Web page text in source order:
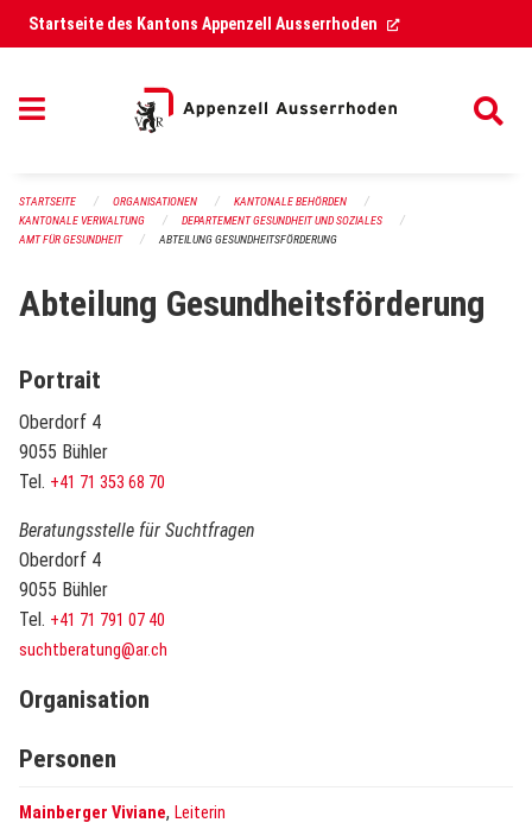
Navigation überspringen
Startseite des Kantons Appenzell Ausserrhoden (External Link)
STARTSEITE ORGANISATIONEN
KANTONALE BEHÖRDEN
KANTONALE VERWALTUNG
DEPARTEMENT GESUNDHEIT UND SOZIALES
AMT FÜR GESUNDHEIT
ABTEILUNG GESUNDHEITSFÖRDERUNG
Abteilung Gesundheitsförderung
Portrait
Oberdorf 4
9055 Bühler
Tel. +41 71 353 68 70
Beratungsstelle für Suchtfragen
Oberdorf 4
9055 Bühler
Tel. +41 71 791 07 40
suchtberatung@ar.ch
Organisation
Personen
Mainberger Viviane, Leiterin